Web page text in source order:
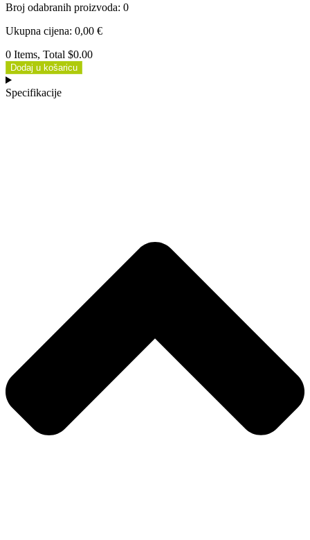
Broj odabranih proizvoda: 0
Ukupna cijena: 0,00 €
0 Items, Total $0.00
Dodaj u košaricu
Specifikacije